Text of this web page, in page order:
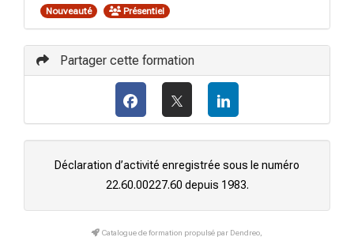
Nouveauté Présentiel
Partager cette formation
Déclaration d’activité enregistrée sous le numéro
22.60.00227.60 depuis 1983.
Catalogue de formation propulsé par Dendreo,